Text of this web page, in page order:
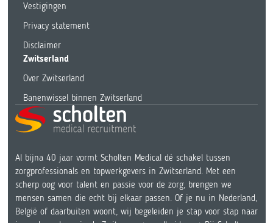
Vestigingen
Privacy statement
Disclaimer
Zwitserland
Over Zwitserland
Banenwissel binnen Zwitserland
Al bijna 40 jaar vormt Scholten Medical dé schakel tussen
zorgprofessionals en topwerkgevers in Zwitserland. Met een
scherp oog voor talent en passie voor de zorg, brengen we
mensen samen die echt bij elkaar passen. Of je nu in Nederland,
België of daarbuiten woont, wij begeleiden je stap voor stap naar